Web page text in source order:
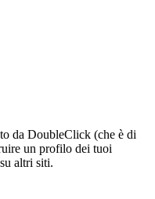
da DoubleClick (che è di
un profilo dei tuoi
altri siti.